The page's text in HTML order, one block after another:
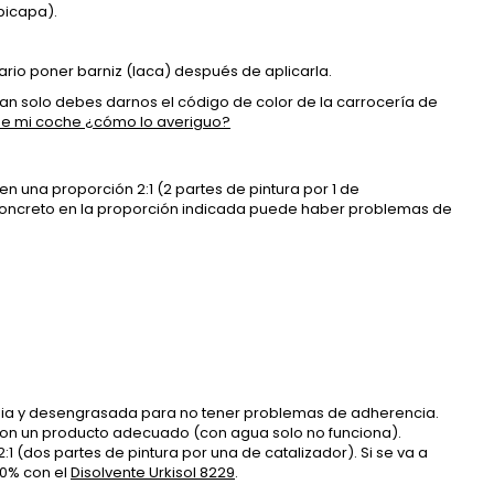
poner barniz (laca) después de aplicarla.
solo debes darnos el código de color de la carrocería de
mi coche ¿cómo lo averiguo?
una proporción 2:1 (2 partes de pintura por 1 de
en la proporción indicada puede haber problemas de
y desengrasada para no tener problemas de adherencia.
un producto adecuado (con agua solo no funciona).
(dos partes de pintura por una de catalizador). Si se va a
con el Disolvente Urkisol 8229.